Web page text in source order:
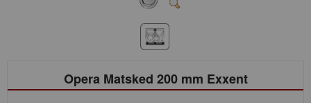
Opera Matsked 200 mm Exxent